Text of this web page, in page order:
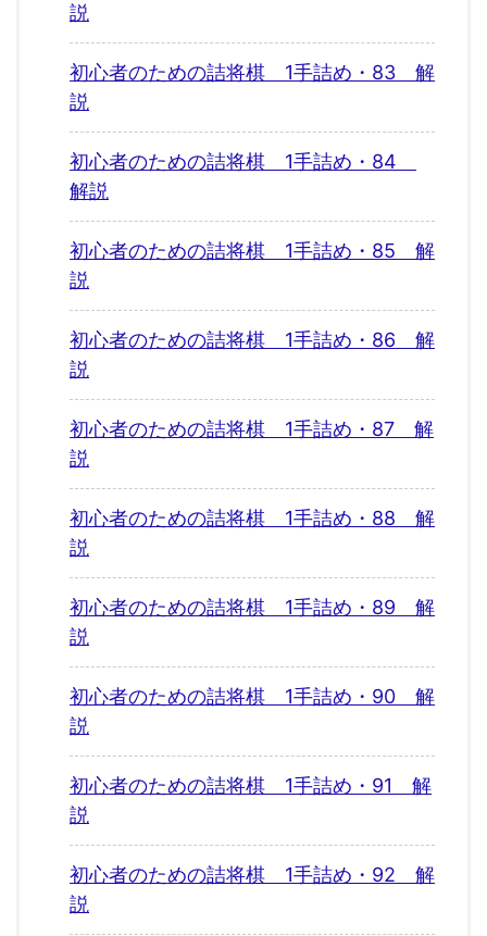
説
初心者のための詰将棋 1手詰め・83 解
説
初心者のための詰将棋 1手詰め・84
解説
初心者のための詰将棋 1手詰め・85 解
説
初心者のための詰将棋 1手詰め・86 解
説
初心者のための詰将棋 1手詰め・87 解
説
初心者のための詰将棋 1手詰め・88 解
説
初心者のための詰将棋 1手詰め・89 解
説
初心者のための詰将棋 1手詰め・90 解
説
初心者のための詰将棋 1手詰め・91 解
説
初心者のための詰将棋 1手詰め・92 解
説